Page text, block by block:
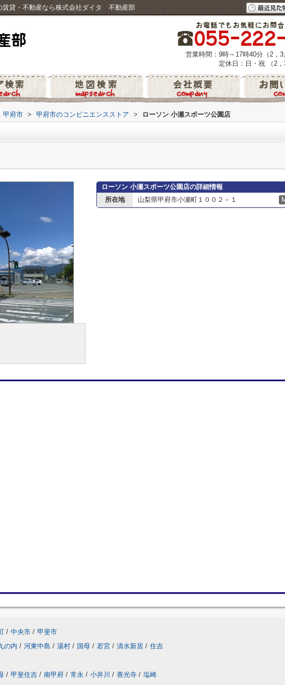
賃貸・不動産なら株式会社ダイタ 不動産部
営業時間：9時～17時40分（2，3
定休日：日・祝 （2，
甲府市 > 甲府市のコンビニエンスストア > ローソン 小瀬スポーツ公園店
ローソン 小瀬スポーツ公園店の詳細情報
所在地
山梨県甲府市小瀬町１００２－１
/ 中央市 / 甲斐市
の内 / 河東中島 / 湯村 / 国母 / 若宮 / 清水新居 / 住吉
/ 甲斐住吉 / 南甲府 / 常永 / 小井川 / 善光寺 / 塩崎